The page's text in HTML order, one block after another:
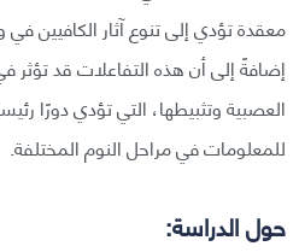
معقدة تؤدي إلى تنوع آثار الكافيين في
إضافةً إلى أن هذه التفاعلات قد تؤثر
العصبية وتثبيطها، التي تؤدي دورًا
للمعلومات في مراحل النوم المختلفة.
حول الدراسة: